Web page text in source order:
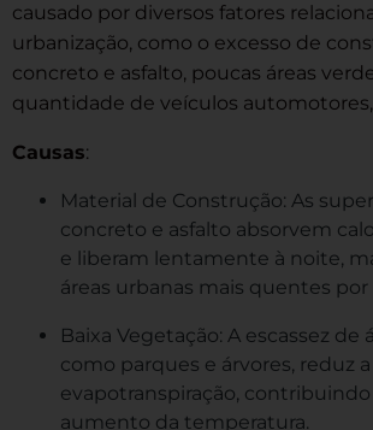
causado por diversos fatores
urbanização, como o excesso de
concreto e asfalto, poucas áreas
quantidade de veículos
Causas:
Material de Construção: As
concreto e asfalto absorvem
e liberam lentamente à noite,
áreas urbanas mais quentes
Baixa Vegetação: A escassez de
como parques e árvores, reduz
evapotranspiração, contribuindo
aumento da temperatura.